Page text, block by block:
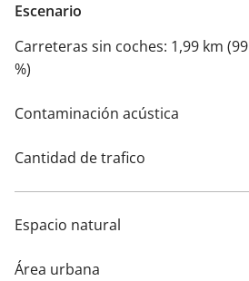
Escenario
Carreteras sin coches: 1,99 km (99
%)
Contaminación acústica
Cantidad de trafico
Espacio natural
Área urbana